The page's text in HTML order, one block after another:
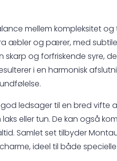
mellem kompleksitet
æbler og pærer, med
og forfriskende syre,
i en harmonisk
ledsager til en bred vifte
eller tun. De kan også
Samlet set tilbyder
ideel til både